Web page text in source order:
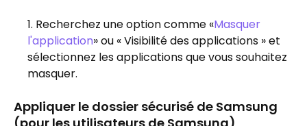
Recherchez une option comme «Masquer
l'application» ou « Visibilité des applications » et
sélectionnez les applications que vous souhaitez
masquer.
Appliquer le dossier sécurisé de Samsung